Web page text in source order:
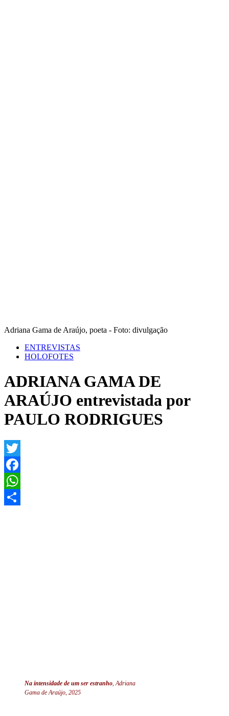
Adriana Gama de Araújo, poeta - Foto: divulgação
ENTREVISTAS
HOLOFOTES
ADRIANA GAMA DE
ARAÚJO entrevistada por
PAULO RODRIGUES
Twitter
Facebook
WhatsApp
Na intensidade de um ser estranho , Adriana
Gama de Araújo, 2025